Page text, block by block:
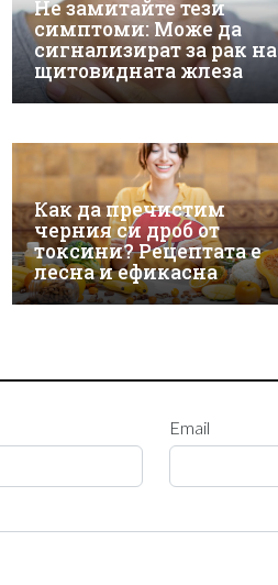
Не замитайте тези
симптоми: Може да
сигнализират за рак на
щитовидната жлеза
Как да пречистим
черния си дроб от
токсини? Рецептата е
лесна и ефикасна
Email